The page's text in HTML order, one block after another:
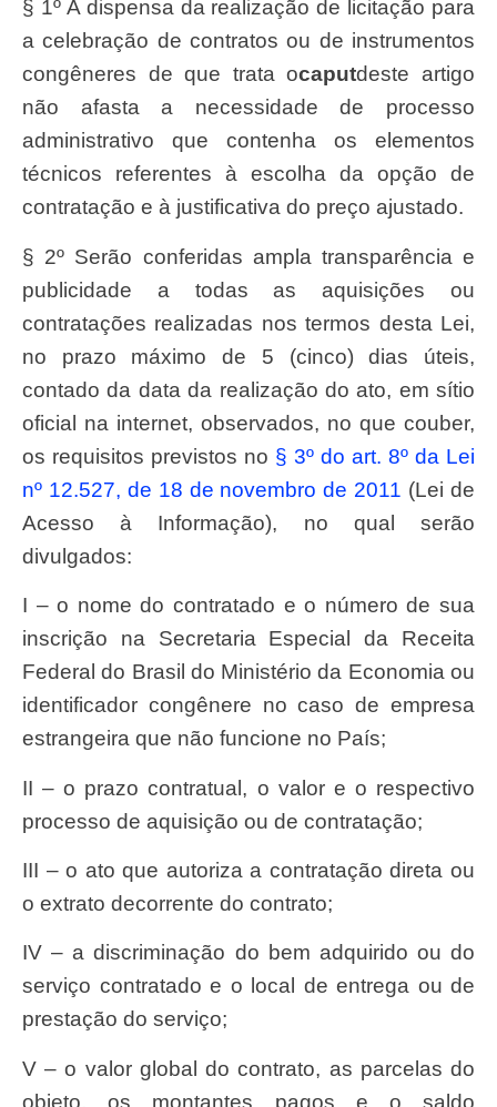
§ 1º A dispensa da realização de licitação para
a celebração de contratos ou de instrumentos
congêneres de que trata o caputdeste artigo
não afasta a necessidade de processo
administrativo que contenha os elementos
técnicos referentes à escolha da opção de
contratação e à justificativa do preço ajustado.
§ 2º Serão conferidas ampla transparência e
publicidade a todas as aquisições ou
contratações realizadas nos termos desta Lei,
no prazo máximo de 5 (cinco) dias úteis,
contado da data da realização do ato, em sítio
oficial na internet, observados, no que couber,
os requisitos previstos no § 3º do art. 8º da Lei
nº 12.527, de 18 de novembro de 2011 (Lei de
Acesso à Informação), no qual serão
divulgados:
I – o nome do contratado e o número de sua
inscrição na Secretaria Especial da Receita
Federal do Brasil do Ministério da Economia ou
identificador congênere no caso de empresa
estrangeira que não funcione no País;
II – o prazo contratual, o valor e o respectivo
processo de aquisição ou de contratação;
III – o ato que autoriza a contratação direta ou
o extrato decorrente do contrato;
IV – a discriminação do bem adquirido ou do
serviço contratado e o local de entrega ou de
prestação do serviço;
V – o valor global do contrato, as parcelas do
objeto, os montantes pagos e o saldo